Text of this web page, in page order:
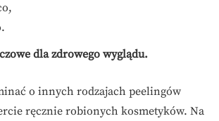
dla zdrowego wyglądu.
o innych rodzajach peelingów
ręcznie robionych kosmetyków. Na